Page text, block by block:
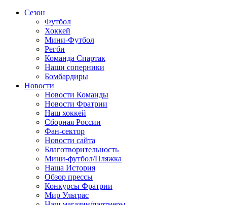
Сезон
Футбол
Хоккей
Мини-Футбол
Регби
Команда Спартак
Наши соперники
Бомбардиры
Новости
Новости Команды
Новости Фратрии
Наш хоккей
Сборная России
Фан-cектор
Новости сайта
Благотворительность
Мини-футбол/Пляжка
Наша История
Обзор прессы
Конкурсы Фратрии
Мир Ультрас